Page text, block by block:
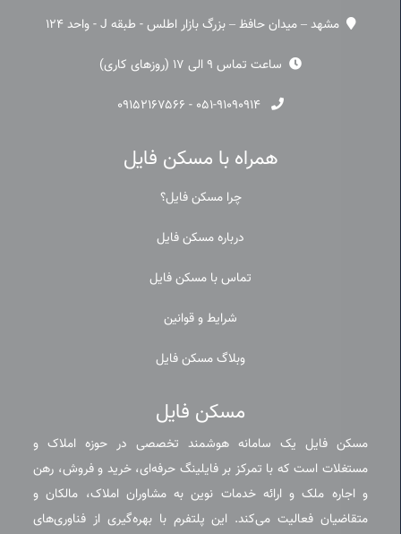
مشهد – میدان حافظ – بزرگ بازار اطلس - طبقه J - واحد 124
ساعت تماس 9 الی 17 (روزهای کاری)
۰۵۱-۹۱۰۹۰۹۱۴ - ۰۹۱۵۲۱۶۷۵۶۶
همراه با مسکن فایل
چرا مسکن فایل؟
درباره مسکن فایل
تماس با مسکن فایل
شرایط و قوانین
وبلاگ مسکن فایل
مسکن فایل
مسکن فایل یک سامانه هوشمند تخصصی در حوزه املاک و
مستغلات است که با تمرکز بر فایلینگ حرفه‌ای، خرید و فروش، رهن
و اجاره ملک و ارائه خدمات نوین به مشاوران املاک، مالکان و
متقاضیان فعالیت می‌کند. این پلتفرم با بهره‌گیری از فناوری‌های